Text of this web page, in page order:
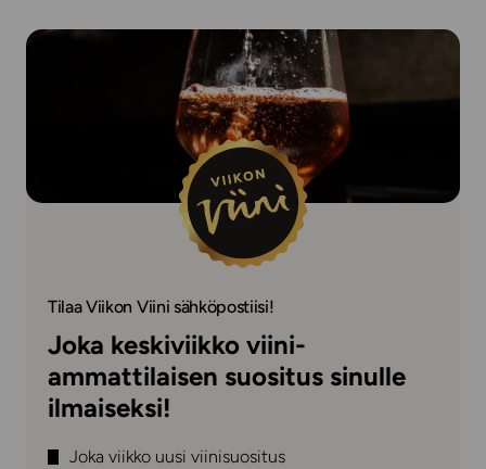
Tilaa Viikon Viini sähköpostiisi!
Joka keskiviikko viini-
ammattilaisen suositus sinulle
ilmaiseksi!
Joka viikko uusi viinisuositus